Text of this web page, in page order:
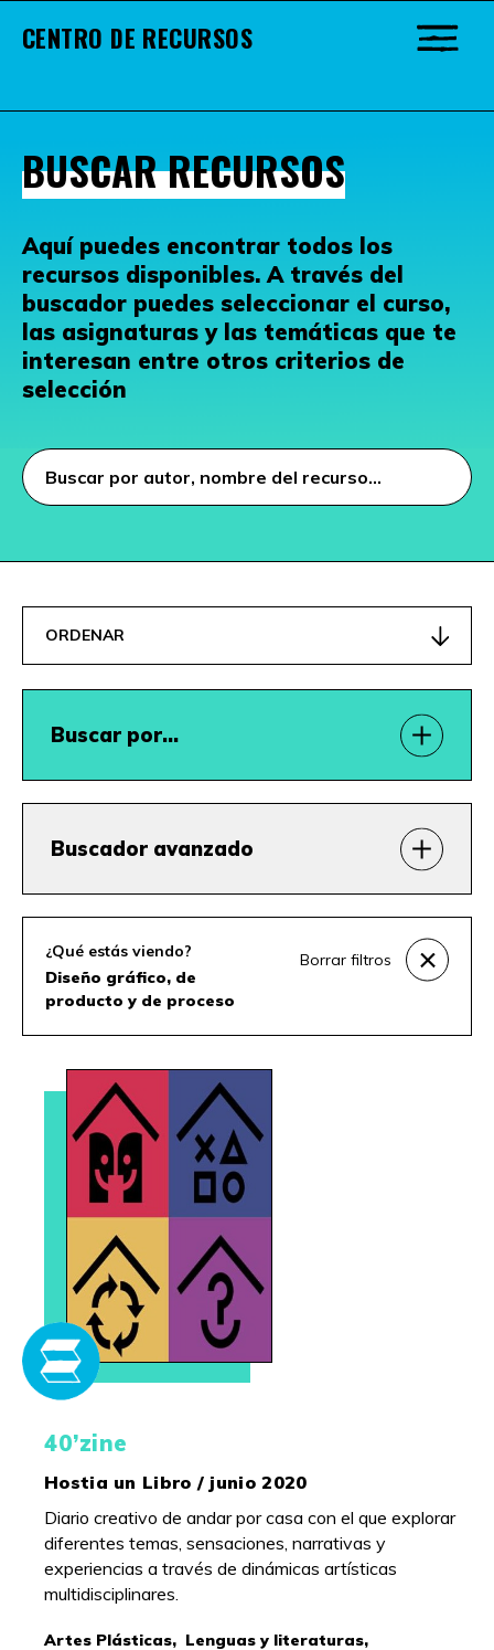
CENTRO DE RECURSOS
BUSCAR RECURSOS
Aquí puedes encontrar todos los
recursos disponibles. A través del
buscador puedes seleccionar el curso,
las asignaturas y las temáticas que te
interesan entre otros criterios de
selección
Buscar por…
Buscador avanzado
¿Qué estás viendo?
Diseño gráfico, de
producto y de proceso
Borrar filtros
ORDENAR
40’zine
Hostia un Libro / junio 2020
Diario creativo de andar por casa con el que explorar
diferentes temas, sensaciones, narrativas y
experiencias a través de dinámicas artísticas
multidisciplinares.
Artes Plásticas, Lenguas y literaturas,